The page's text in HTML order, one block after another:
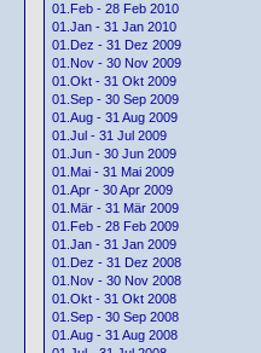
01.Feb - 28 Feb 2010
01.Jan - 31 Jan 2010
01.Dez - 31 Dez 2009
01.Nov - 30 Nov 2009
01.Okt - 31 Okt 2009
01.Sep - 30 Sep 2009
01.Aug - 31 Aug 2009
01.Jul - 31 Jul 2009
01.Jun - 30 Jun 2009
01.Mai - 31 Mai 2009
01.Apr - 30 Apr 2009
01.Mär - 31 Mär 2009
01.Feb - 28 Feb 2009
01.Jan - 31 Jan 2009
01.Dez - 31 Dez 2008
01.Nov - 30 Nov 2008
01.Okt - 31 Okt 2008
01.Sep - 30 Sep 2008
01.Aug - 31 Aug 2008